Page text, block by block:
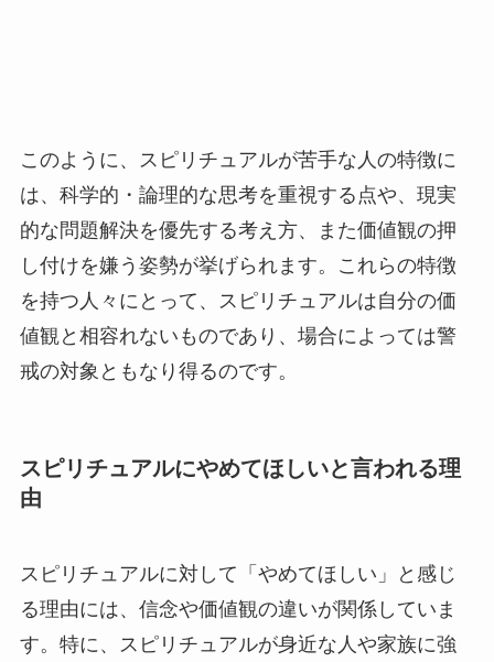
このように、スピリチュアルが苦手な人の特徴に
は、科学的・論理的な思考を重視する点や、現実
的な問題解決を優先する考え方、また価値観の押
し付けを嫌う姿勢が挙げられます。これらの特徴
を持つ人々にとって、スピリチュアルは自分の価
値観と相容れないものであり、場合によっては警
戒の対象ともなり得るのです。
スピリチュアルにやめてほしいと言われる理
由
スピリチュアルに対して「やめてほしい」と感じ
る理由には、信念や価値観の違いが関係していま
す。特に、スピリチュアルが身近な人や家族に強